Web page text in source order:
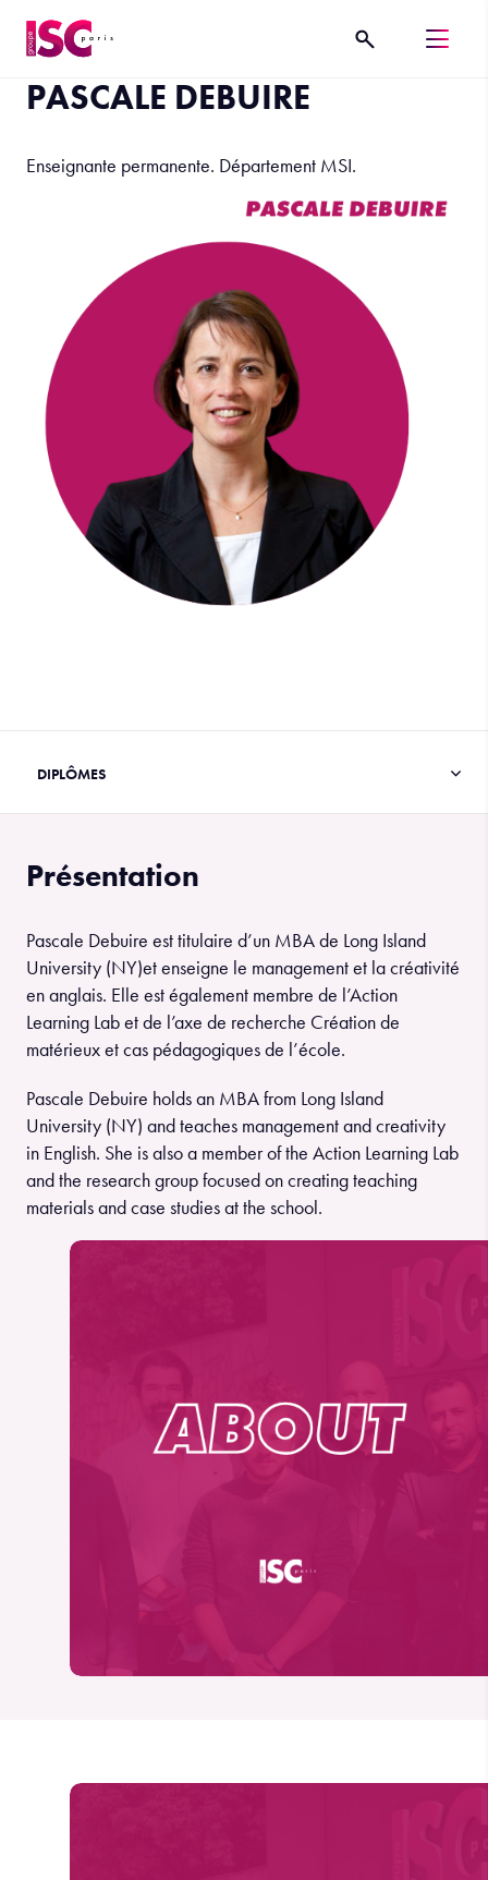
PASCALE DEBUIRE
Enseignante permanente. Département MSI.
Présentation
Pascale Debuire est titulaire d’un MBA de Long Island
University (NY)et enseigne le management et la créativité
en anglais. Elle est également membre de l’Action
Learning Lab et de l’axe de recherche Création de
matérieux et cas pédagogiques de l’école.
Pascale Debuire holds an MBA from Long Island
University (NY) and teaches management and creativity
in English. She is also a member of the Action Learning Lab
and the research group focused on creating teaching
materials and case studies at the school.